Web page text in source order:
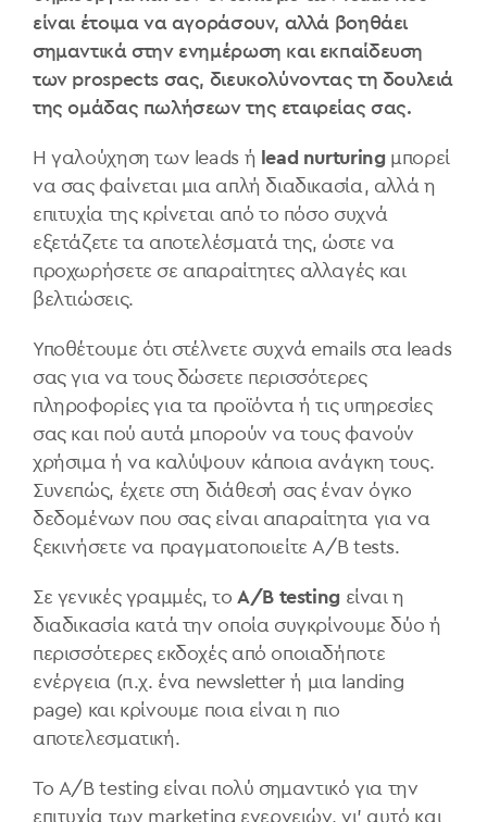
είναι έτοιμα να αγοράσουν, αλλά βοηθάει
σημαντικά στην ενημέρωση και εκπαίδευση
των prospects σας, διευκολύνοντας τη δουλειά
της ομάδας πωλήσεων της εταιρείας σας.
Η γαλούχηση των leads ή lead nurturingμπορεί
να σας φαίνεται μια απλή διαδικασία, αλλά η
επιτυχία της κρίνεται από το πόσο συχνά
εξετάζετε τα αποτελέσματά της, ώστε να
προχωρήσετε σε απαραίτητες αλλαγές και
βελτιώσεις.
Υποθέτουμε ότι στέλνετε συχνά emails στα leads
σας για να τους δώσετε περισσότερες
πληροφορίες για τα προϊόντα ή τις υπηρεσίες
σας και πού αυτά μπορούν να τους φανούν
χρήσιμα ή να καλύψουν κάποια ανάγκη τους.
Συνεπώς, έχετε στη διάθεσή σας έναν όγκο
δεδομένων που σας είναι απαραίτητα για να
ξεκινήσετε να πραγματοποιείτε A/B tests.
Σε γενικές γραμμές, το A/B testingείναι η
διαδικασία κατά την οποία συγκρίνουμε δύο ή
περισσότερες εκδοχές από οποιαδήποτε
ενέργεια (π.χ. ένα newsletter ή μια landing
page) και κρίνουμε ποια είναι η πιο
αποτελεσματική.
Το A/B testing είναι πολύ σημαντικό για την
επιτυχία των marketing ενεργειών, γι' αυτό και